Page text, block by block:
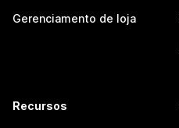
Gerenciamento de loja
Recursos